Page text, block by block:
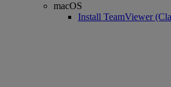
macOS
Install TeamViewer